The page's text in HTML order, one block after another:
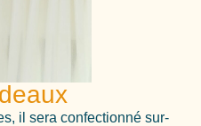
il sera confectionné sur-